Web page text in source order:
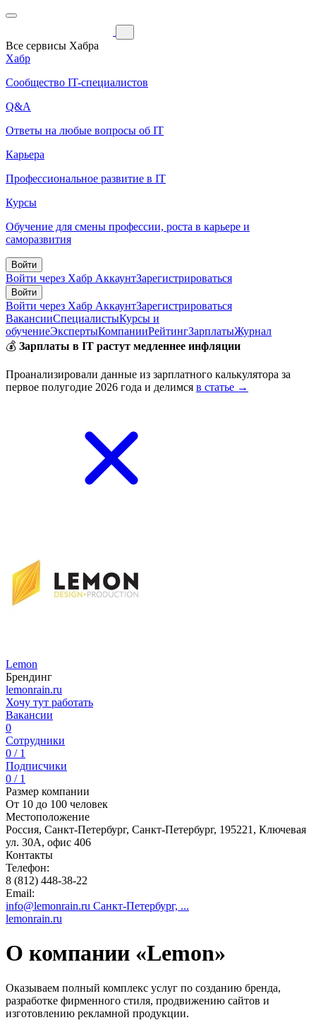
Все сервисы Хабра
Хабр
Сообщество IT-специалистов
Q&A
Ответы на любые вопросы об IT
Карьера
Профессиональное развитие в IT
Курсы
Обучение для смены профессии, роста в карьере и
саморазвития
Войти
Войти через Хабр АккаунтЗарегистрироваться
Войти
Войти через Хабр АккаунтЗарегистрироваться
ВакансииСпециалистыКурсы и
обучениеЭкспертыКомпанииРейтингЗарплатыЖурнал
💰 Зарплаты в IT растут медленнее инфляции
Проанализировали данные из зарплатного калькулятора за
первое полугодие 2026 года и делимся в статье →
Lemon
Брендинг
lemonrain.ru
Хочу тут работать
Вакансии
0
Сотрудники
0 / 1
Подписчики
0 / 1
Размер компании
От 10 до 100 человек
Местоположение
Россия, Санкт-Петербург, Санкт-Петербург, 195221, Ключевая
ул. 30А, офис 406
Контакты
Телефон:
8 (812) 448-38-22
Email:
info@lemonrain.ru Санкт-Петербург, ...
lemonrain.ru
О компании «Lemon»
Оказываем полный комплекс услуг по созданию бренда,
разработке фирменного стиля, продвижению сайтов и
изготовлению рекламной продукции.